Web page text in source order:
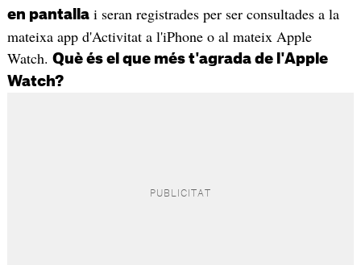
en pantallai seran registrades per ser consultades a la
mateixa app d'Activitat a l'iPhone o al mateix Apple
Watch. Què és el que més t'agrada de l'Apple
Watch?